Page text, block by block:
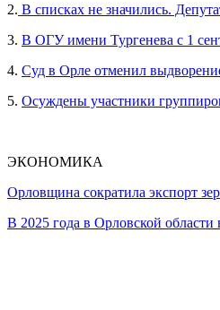
2. В списках не значились.
3. В ОГУ имени Тургенева с 1
4. Суд в Орле отменил
5. Осуждены участники
ЭКОНОМИКА
Орловщина сократила экспорт
В 2025 года в Орловской